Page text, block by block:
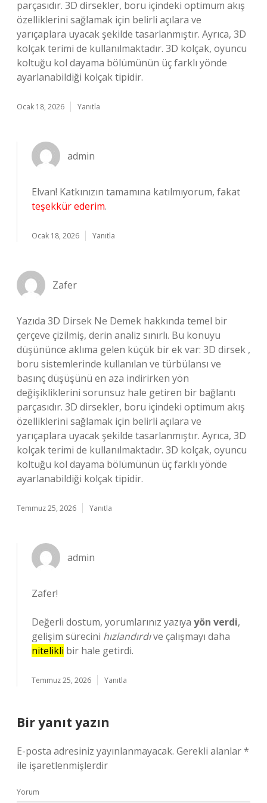
parçasıdır. 3D dirsekler, boru içindeki optimum akış
özelliklerini sağlamak için belirli açılara ve
yarıçaplara uyacak şekilde tasarlanmıştır. Ayrıca, 3D
kolçak terimi de kullanılmaktadır. 3D kolçak, oyuncu
koltuğu kol dayama bölümünün üç farklı yönde
ayarlanabildiği kolçak tipidir.
Ocak 18, 2026 Yanıtla
admin
Elvan! Katkınızın tamamına katılmıyorum, fakat
teşekkür ederim.
Ocak 18, 2026 Yanıtla
Zafer
Yazıda 3D Dirsek Ne Demek hakkında temel bir
çerçeve çizilmiş, derin analiz sınırlı. Bu konuyu
düşününce aklıma gelen küçük bir ek var: 3D dirsek ,
boru sistemlerinde kullanılan ve türbülansı ve
basınç düşüşünü en aza indirirken yön
değişikliklerini sorunsuz hale getiren bir bağlantı
parçasıdır. 3D dirsekler, boru içindeki optimum akış
özelliklerini sağlamak için belirli açılara ve
yarıçaplara uyacak şekilde tasarlanmıştır. Ayrıca, 3D
kolçak terimi de kullanılmaktadır. 3D kolçak, oyuncu
koltuğu kol dayama bölümünün üç farklı yönde
ayarlanabildiği kolçak tipidir.
Temmuz 25, 2026 Yanıtla
admin
Zafer!
Değerli dostum, yorumlarınız yazıya yön verdi,
gelişim sürecini hızlandırdıve çalışmayı daha
nitelikli bir hale getirdi.
Temmuz 25, 2026 Yanıtla
Bir yanıt yazın
E-posta adresiniz yayınlanmayacak. Gerekli alanlar*
ile işaretlenmişlerdir
Yorum